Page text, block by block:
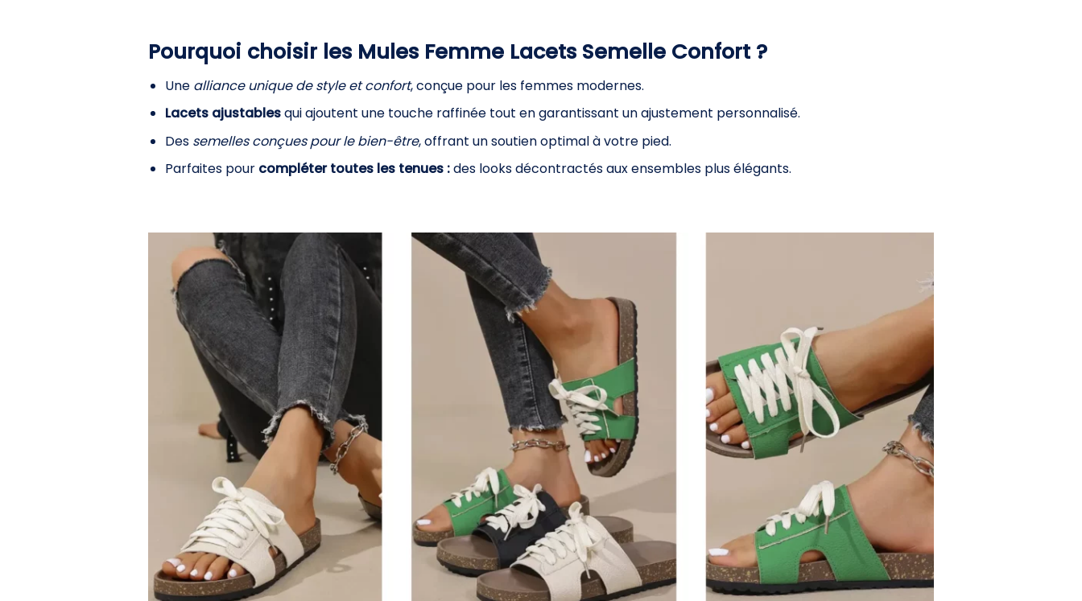
Pourquoi choisir les Mules Femme Lacets Semelle Confort ?
Une alliance unique de style et confort, conçue pour les femmes modernes.
Lacets ajustablesqui ajoutent une touche raffinée tout en garantissant un ajustement personnalisé.
Des semelles conçues pour le bien-être, offrant un soutien optimal à votre pied.
Parfaites pourcompléter toutes les tenues :des looks décontractés aux ensembles plus élégants.